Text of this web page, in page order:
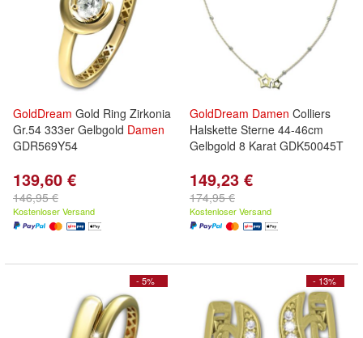
GoldDream Gold Ring Zirkonia
Gr.54 333er Gelbgold Damen
GDR569Y54
139,60 €
146,95 €
Kostenloser Versand
GoldDream Damen Colliers
Halskette Sterne 44-46cm
Gelbgold 8 Karat GDK50045T
149,23 €
174,95 €
Kostenloser Versand
- 5% - 13%